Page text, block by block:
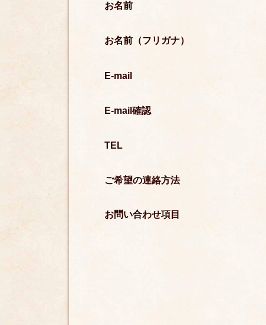
お名前
お名前（フリガナ）
E-mail
E-mail確認
TEL
ご希望の連絡方法
お問い合わせ項目